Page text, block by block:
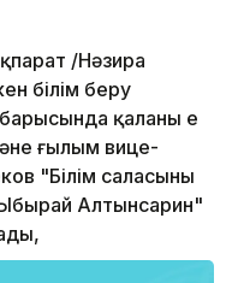
/Нәзира
білім беру
қаланың ең
ғылым вице-
"Білім саласының
Алтынсарин"